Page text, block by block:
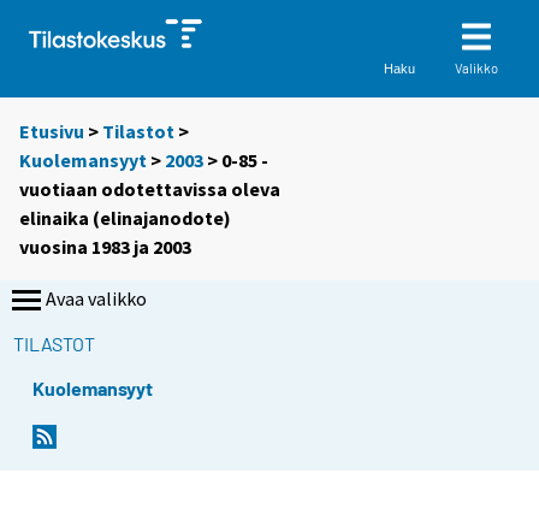
Haku Valikko
Etusivu > Tilastot >
Kuolemansyyt > 2003 > 0-85 -
vuotiaan odotettavissa oleva
elinaika (elinajanodote)
vuosina 1983 ja 2003
Avaa valikko
TILASTOT
Kuolemansyyt